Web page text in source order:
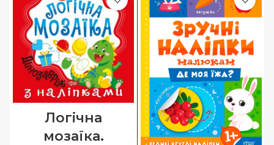
Логічна
мозаїка.